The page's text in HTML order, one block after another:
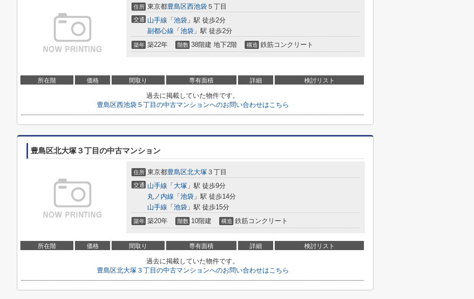
住所 東京都豊島区西池袋 ５丁目
交通 山手線 「 池袋 」駅 徒歩2分
副都心線 「 池袋 」駅 徒歩2分
築年 築22年 階数 38階建 地下2階 構造 鉄筋コンクリート
所在階 価格 間取り 専有面積 詳細 検討リスト
過去に掲載していた物件です。
豊島区西池袋５丁目の中古マンションへのお問い合わせはこちら
豊島区北大塚３丁目の中古マンション
住所 東京都豊島区北大塚 ３丁目
交通 山手線 「 大塚 」駅 徒歩9分
丸ノ内線 「 池袋 」駅 徒歩14分
山手線 「 池袋 」駅 徒歩15分
築年 築20年 階数 10階建 構造 鉄筋コンクリート
所在階 価格 間取り 専有面積 詳細 検討リスト
過去に掲載していた物件です。
豊島区北大塚３丁目の中古マンションへのお問い合わせはこちら